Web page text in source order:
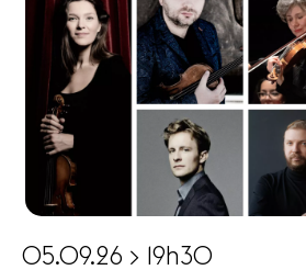
05.09.26 > 19h30